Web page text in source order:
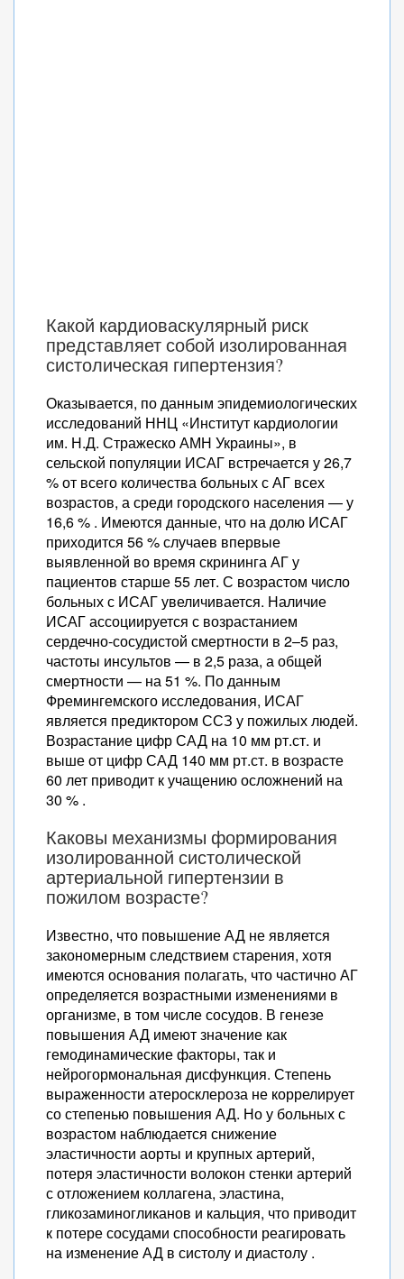
Какой кардиоваскулярный риск
представляет собой изолированная
систолическая гипертензия?
Оказывается, по данным эпидемиологических
исследований ННЦ «Институт кардиологии
им. Н.Д. Стражеско АМН Украины», в
сельской популяции ИСАГ встречается у 26,7
% от всего количества больных с АГ всех
возрастов, а среди городского населения — у
16,6 % . Имеются данные, что на долю ИСАГ
приходится 56 % случаев впервые
выявленной во время скрининга АГ у
пациентов старше 55 лет. С возрастом число
больных с ИСАГ увеличивается. Наличие
ИСАГ ассоциируется с возрастанием
сердечно-сосудистой смертности в 2–5 раз,
частоты инсультов — в 2,5 раза, а общей
смертности — на 51 %. По данным
Фремингемского исследования, ИСАГ
является предиктором ССЗ у пожилых людей.
Возрастание цифр САД на 10 мм рт.ст. и
выше от цифр САД 140 мм рт.ст. в возрасте
60 лет приводит к учащению осложнений на
30 % .
Каковы механизмы формирования
изолированной систолической
артериальной гипертензии в
пожилом возрасте?
Известно, что повышение АД не является
закономерным следствием старения, хотя
имеются основания полагать, что частично АГ
определяется возрастными изменениями в
организме, в том числе сосудов. В генезе
повышения АД имеют значение как
гемодинамические факторы, так и
нейрогормональная дисфункция. Степень
выраженности атеросклероза не коррелирует
со степенью повышения АД. Но у больных с
возрастом наблюдается снижение
эластичности аорты и крупных артерий,
потеря эластичности волокон стенки артерий
с отложением коллагена, эластина,
гликозаминогликанов и кальция, что приводит
к потере сосудами способности реагировать
на изменение АД в систолу и диастолу .